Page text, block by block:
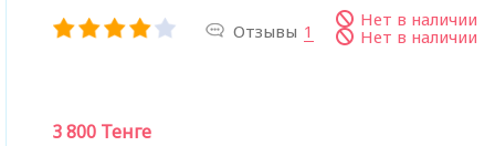
Отзывы 1
Нет в наличии
Нет в наличии
3 800 Тенге